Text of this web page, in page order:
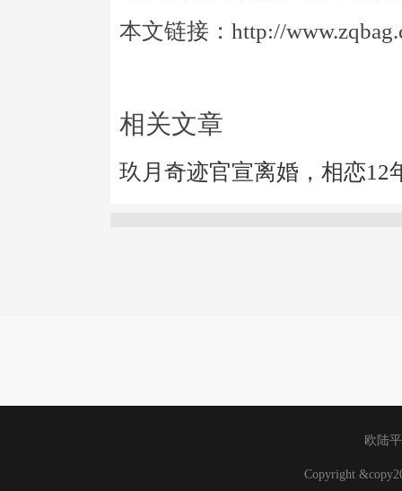
本文链接：http://
相关文章
玖月奇迹官宣离婚，相恋12
欧陆
Copyright